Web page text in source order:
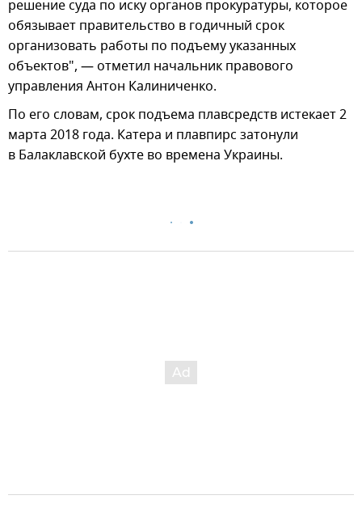
решение суда по иску органов прокуратуры, которое
обязывает правительство в годичный срок
организовать работы по подъему указанных
объектов", — отметил начальник правового
управления Антон Калиниченко.
По его словам, срок подъема плавсредств истекает 2
марта 2018 года. Катера и плавпирс затонули
в Балаклавской бухте во времена Украины.